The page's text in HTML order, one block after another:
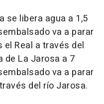
se libera agua a 1,5
va a parar
Real a través del
de La Jarosa a 7
va a parar
del río Jarosa.